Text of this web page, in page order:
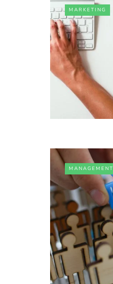
MARKETING
MANAGEMENT